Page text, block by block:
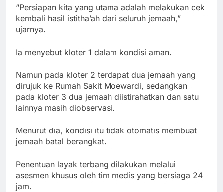
“Persiapan kita yang utama adalah melakukan cek
kembali hasil istitha’ah dari seluruh jemaah,”
ujarnya.
Ia menyebut kloter 1 dalam kondisi aman.
Namun pada kloter 2 terdapat dua jemaah yang
dirujuk ke Rumah Sakit Moewardi, sedangkan
pada kloter 3 dua jemaah diistirahatkan dan satu
lainnya masih diobservasi.
Menurut dia, kondisi itu tidak otomatis membuat
jemaah batal berangkat.
Penentuan layak terbang dilakukan melalui
asesmen khusus oleh tim medis yang bersiaga 24
jam.